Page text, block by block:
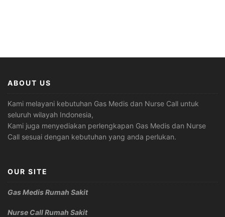
ABOUT US
Kami melayani kebutuhan Gas Medis dan Nurse Call untuk
seluruh wilayah Indonesia,
Kami juga menyediakan perlengkapan Gas Medis dan Nurse
Call sesuai dengan kebutuhan yang anda perlukan.
OUR SITE
Gas Medis Rumah Sakit
Nurse Call Rumah Sakit